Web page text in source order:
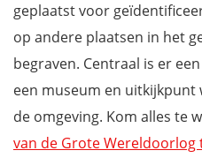
geplaatst voor
op andere plaatsen in het
begraven. Centraal is er
een museum en uitkijkpunt
de omgeving. Kom alles te
van de Grote